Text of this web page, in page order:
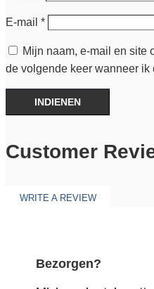
E-mail *
Mijn naam, e-mail en site
de volgende keer wanneer ik
INDIENEN
Customer
WRITE A REVIEW
Bezorgen?